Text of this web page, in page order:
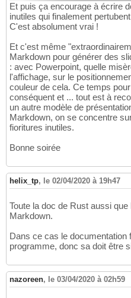
Et puis ça encourage à écrire
inutiles qui finalement
C'est absolument vrai !
Et c'est même
Markdown pour générer des
: avec Powerpoint, quelle
l'affichage, sur le
couleur de cela. Ce temps
conséquent et ... tout est à
un autre modèle de
Markdown, on se concentre
fioritures inutiles.
Bonne soirée
helix_tp, le 02/04/2020 à 19h47
Toute la doc de Rust aussi
Markdown.
Dans ce cas le documentation
programme, donc sa doit être
nazoreen, le 03/04/2020 à 02h59